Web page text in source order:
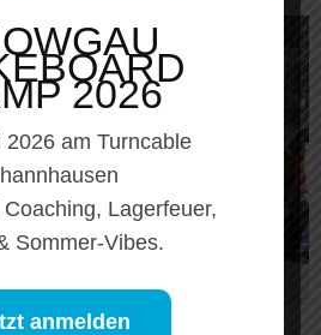
2026
2026 am Turncable
Lagerfeuer,
Sommer-Vibes.
anmelden